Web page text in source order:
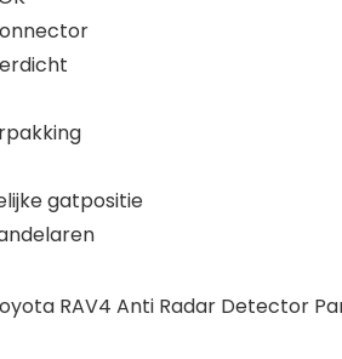
gatpositie
RAV4 Anti Radar Detector